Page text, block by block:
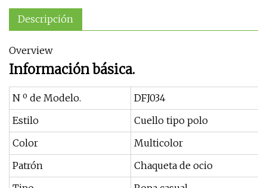
Descripción
Overview
Información básica.
N º de Modelo.
DFJ034
Estilo
Cuello tipo polo
Color
Multicolor
Patrón
Chaqueta de ocio